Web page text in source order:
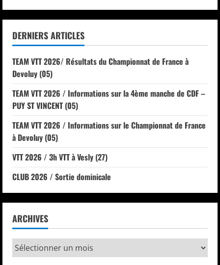
DERNIERS ARTICLES
TEAM VTT 2026/ Résultats du Championnat de France à
Devoluy (05)
TEAM VTT 2026 / Informations sur la 4ème manche de CDF –
PUY ST VINCENT (05)
TEAM VTT 2026 / Informations sur le Championnat de France
à Devoluy (05)
VTT 2026 / 3h VTT à Vesly (27)
CLUB 2026 / Sortie dominicale
ARCHIVES
Archives